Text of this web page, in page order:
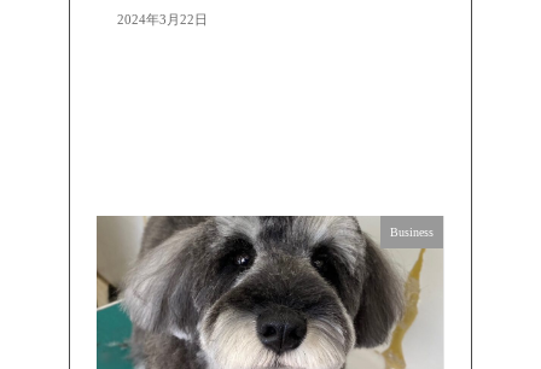
Business
2024年3月22日